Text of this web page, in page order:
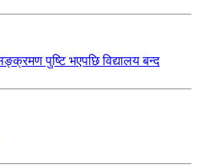
सङ्क्रमण पुष्टि भएपछि विद्यालय बन्द